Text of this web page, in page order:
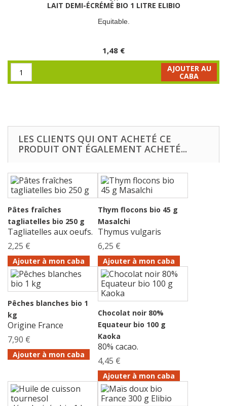
LAIT DEMI-ÉCRÉMÉ BIO 1 LITRE ELIBIO
Equitable.
1,48 €
AJOUTER AU
CABA
LES CLIENTS QUI ONT ACHETÉ CE
PRODUIT ONT ÉGALEMENT ACHETÉ...
Pâtes fraîches
tagliatelles bio 250 g
Tagliatelles aux oeufs.
2,25 €
Ajouter à mon caba
Thym flocons bio 45 g
Masalchi
Thymus vulgaris
6,25 €
Ajouter à mon caba
Pêches blanches bio 1
kg
Origine France
7,90 €
Ajouter à mon caba
Chocolat noir 80%
Equateur bio 100 g
Kaoka
80% cacao.
4,45 €
Ajouter à mon caba